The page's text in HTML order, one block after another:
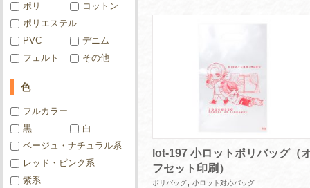
lot-197 小ロットポリバッグ（
フセット印刷）
ポリバッグ, 小ロット対応バッグ
ポリ
コットン
ポリエステル
PVC
デニム
フェルト
その他
色
フルカラー
黒
白
ベージュ・ナチュラル系
レッド・ピンク系
紫系